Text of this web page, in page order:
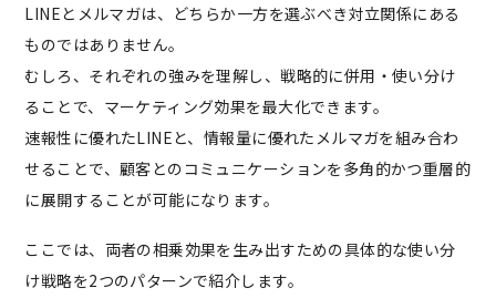
LINEとメルマガは、どちらか一方を選ぶべき対立関係にある
ものではありません。
むしろ、それぞれの強みを理解し、戦略的に併用・使い分け
ることで、マーケティング効果を最大化できます。
速報性に優れたLINEと、情報量に優れたメルマガを組み合わ
せることで、顧客とのコミュニケーションを多角的かつ重層的
に展開することが可能になります。
ここでは、両者の相乗効果を生み出すための具体的な使い分
け戦略を2つのパターンで紹介します。